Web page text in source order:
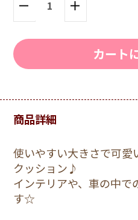
カート
商品詳細
使いやすい大きさで可
クッション♪
インテリアや、車の中で
す☆